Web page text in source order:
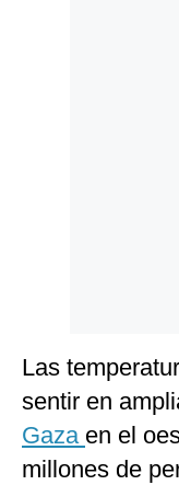
Las
sentir en
Gaza en el
millones de